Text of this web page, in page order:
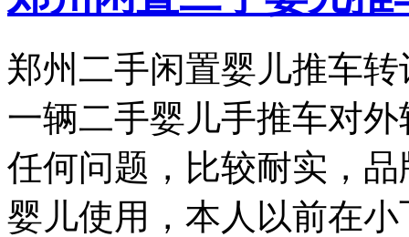
郑州二手闲置婴儿推车
一辆二手婴儿手推车对
任何问题，比较耐实，品
婴儿使用，本人以前在